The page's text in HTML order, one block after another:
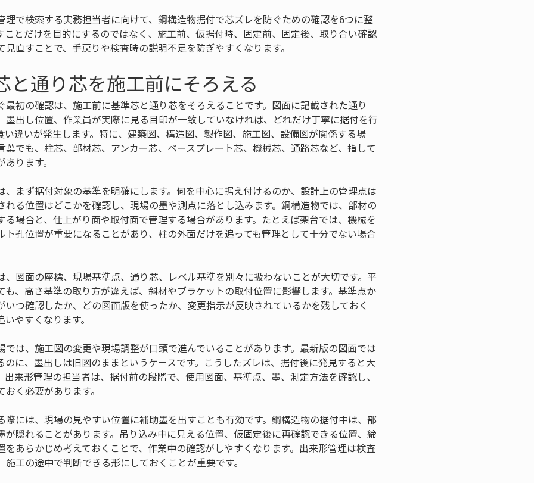
理で検索する実務担当者に向けて、鋼構造物据付で芯ズレを防ぐための確認を6つに整
ことだけを目的にするのではなく、施工前、仮据付時、固定前、固定後、取り合い確認
直すことで、手戻りや検査時の説明不足を防ぎやすくなります。
と通り芯を施工前にそろえる
最初の確認は、施工前に基準芯と通り芯をそろえることです。図面に記載された通り
墨出し位置、作業員が実際に見る目印が一致していなければ、どれだけ丁寧に据付を行
い違いが発生します。特に、建築図、構造図、製作図、施工図、設備図が関係する場
葉でも、柱芯、部材芯、アンカー芯、ベースプレート芯、機械芯、通路芯など、指して
ります。
、まず据付対象の基準を明確にします。何を中心に据え付けるのか、設計上の管理点は
れる位置はどこかを確認し、現場の墨や測点に落とし込みます。鋼構造物では、部材の
る場合と、仕上がり面や取付面で管理する場合があります。たとえば架台では、機械を
ト孔位置が重要になることがあり、柱の外面だけを追っても管理として十分でない場合
、図面の座標、現場基準点、通り芯、レベル基準を別々に扱わないことが大切です。平
も、高さ基準の取り方が違えば、斜材やブラケットの取付位置に影響します。基準点か
いつ確認したか、どの図面版を使ったか、変更指示が反映されているかを残しておく
やすくなります。
では、施工図の変更や現場調整が口頭で進んでいることがあります。最新版の図面では
のに、墨出しは旧図のままというケースです。こうしたズレは、据付後に発見すると大
来形管理の担当者は、据付前の段階で、使用図面、基準点、墨、測定方法を確認し、
く必要があります。
際には、現場の見やすい位置に補助墨を出すことも有効です。鋼構造物の据付中は、部
が隠れることがあります。吊り込み中に見える位置、仮固定後に再確認できる位置、締
をあらかじめ考えておくことで、作業中の確認がしやすくなります。出来形管理は検査
工の途中で判断できる形にしておくことが重要です。